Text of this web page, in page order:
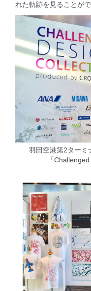
れた軌跡を見ることがで
羽田空港第2ターミ
「